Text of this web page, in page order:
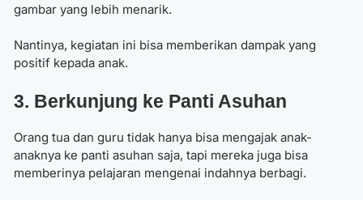
gambar yang lebih menarik.
Nantinya, kegiatan ini bisa memberikan dampak yang
positif kepada anak.
3. Berkunjung ke Panti Asuhan
Orang tua dan guru tidak hanya bisa mengajak anak-
anaknya ke panti asuhan saja, tapi mereka juga bisa
memberinya pelajaran mengenai indahnya berbagi.